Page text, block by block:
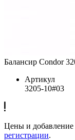
Балансир Condor
Артикул
3205-10#03
Цены и добавление
регистрации.